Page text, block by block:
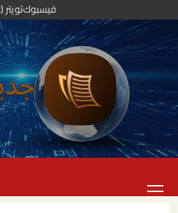
إلى
المحتوى
فيسبوكتويتر (x)
الرئيسية